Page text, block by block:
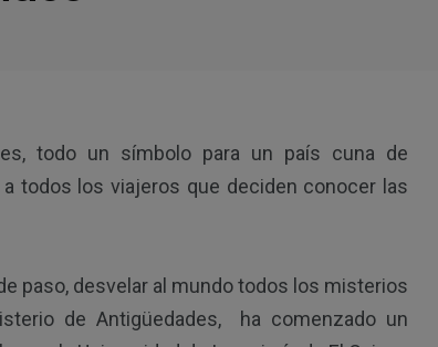
todo un símbolo para un país cuna de
todos los viajeros que deciden conocer las
paso, desvelar al mundo todos los misterios
de Antigüedades, ha comenzado un